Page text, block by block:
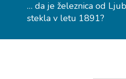
… da je železnica od
stekla v letu 1891?